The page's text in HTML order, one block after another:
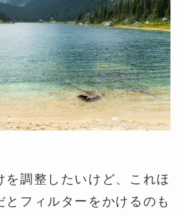
を調整したいけど、これほ
とフィルターをかけるのも